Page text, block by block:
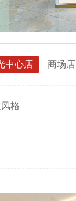
中心店 商场店
格